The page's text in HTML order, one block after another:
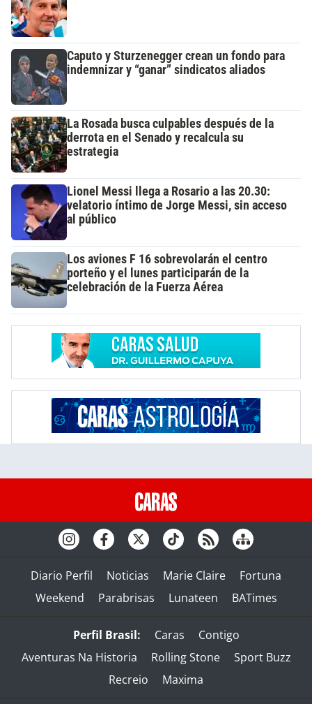
Caputo y Sturzenegger crean un fondo para
indemnizar y “ganar” sindicatos aliados
La Rosada busca culpables después de la
derrota en el Senado y recalcula su
estrategia
Lionel Messi llega a Rosario a las 20.30:
velatorio íntimo de Jorge Messi, sin acceso
al público
Los aviones F 16 sobrevolarán el centro
porteño y el lunes participarán de la
celebración de la Fuerza Aérea
Diario Perfil Noticias Marie Claire
Fortuna
Weekend
Parabrisas Lunateen BATimes
Perfil Brasil: Caras
Contigo
Aventuras Na Historia
Rolling Stone
Sport Buzz
Recreio
Maxima